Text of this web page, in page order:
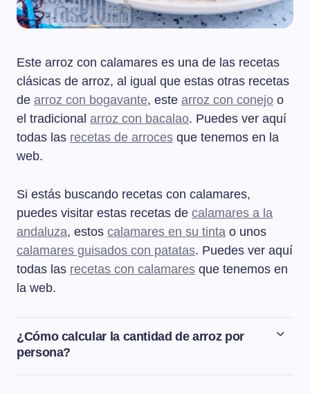
Este arroz con calamares es una de las recetas
clásicas de arroz, al igual que estas otras recetas
de arroz con bogavante, este arroz con conejo o
el tradicional arroz con bacalao. Puedes ver aquí
todas las recetas de arroces que tenemos en la
web.
Si estás buscando recetas con calamares,
puedes visitar estas recetas de calamares a la
andaluza, estos calamares en su tinta o unos
calamares guisados con patatas. Puedes ver aquí
todas las recetas con calamares que tenemos en
la web.
¿Cómo calcular la cantidad de arroz por
persona?
La cantidad de arroz por persona que vamos a utilizar